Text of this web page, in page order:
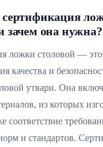
сертификация
зачем она нужна?
ложки столовой — это
качества и
утвари. Она
из которых
соответствие
и стандартов.